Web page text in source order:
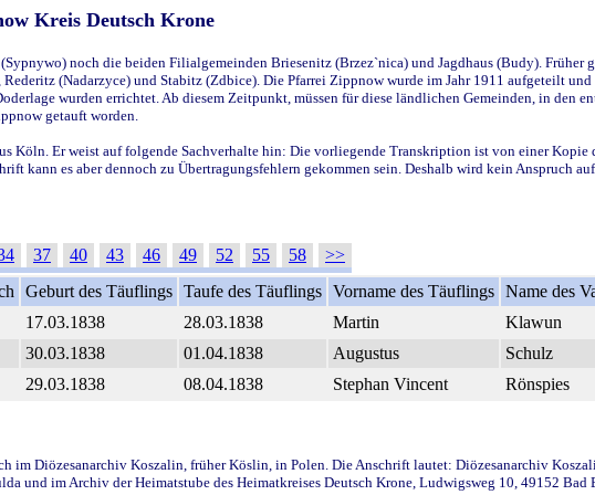
Kreis Deutsch Krone
noch die beiden Filialgemeinden Briesenitz (Brzez`nica) und Jagdhaus (Budy). Früher
(Nadarzyce) und Stabitz (Zdbice). Die Pfarrei Zippnow wurde im Jahr 1911 aufgeteilt
wurden errichtet. Ab diesem Zeitpunkt, müssen für diese ländlichen Gemeinden, in den
getauft worden.
Köln. Er weist auf folgende Sachverhalte hin: Die vorliegende Transkription ist von einer
kann es aber dennoch zu Übertragungsfehlern gekommen sein. Deshalb wird kein Anspruch
37 40 43 46 49 52 55 58
>>
Geburt des Täuflings Taufe des Täuflings Vorname des Täuflings Name des
17.03.1838 28.03.1838 Martin
Klawun
30.03.1838 01.04.1838 Augustus
Schulz
29.03.1838 08.04.1838 Stephan Vincent Rönspies
im Diözesanarchiv Koszalin, früher Köslin, in Polen. Die Anschrift lautet: Diözesanarchiv
und im Archiv der Heimatstube des Heimatkreises Deutsch Krone, Ludwigsweg 10, 49152